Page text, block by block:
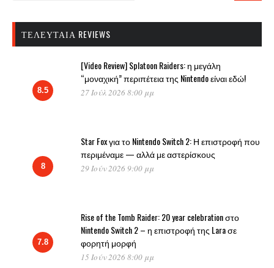
ΤΕΛΕΥΤΑΊΑ REVIEWS
8.5
[Video Review] Splatoon Raiders: η μεγάλη
“μοναχική” περιπέτεια της Nintendo είναι εδώ!
27 Ιούλ 2026 8:00 μμ
8
Star Fox για το Nintendo Switch 2: Η επιστροφή που
περιμέναμε — αλλά με αστερίσκους
29 Ιούν 2026 9:00 μμ
7.8
Rise of the Tomb Raider: 20 year celebration στο
Nintendo Switch 2 – η επιστροφή της Lara σε
φορητή μορφή
15 Ιούν 2026 8:00 μμ